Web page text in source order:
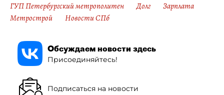
ГУП Петербургский метрополитен
Долг
Зарплата
Метрострой
Новости СПб
Обсуждаем новости здесь
Присоединяйтесь!
Подписаться на новости